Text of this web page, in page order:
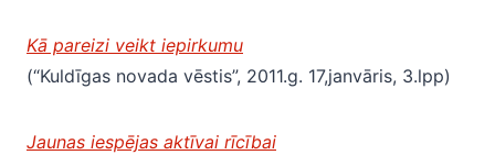
Kā pareizi veikt iepirkumu
(“Kuldīgas novada vēstis”, 2011.g. 17,janvāris, 3.lpp)
Jaunas iespējas aktīvai rīcībai